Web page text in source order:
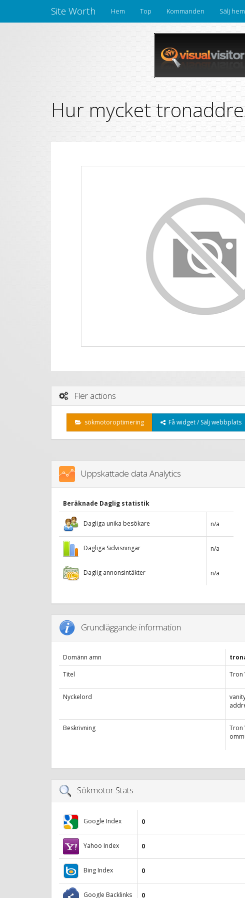
Site Worth Hem Top Kommanden Sälj
Hur mycket
Fler actions
sökmotoroptimering Få widget / Sälj webbplats
Uppskattade data Analytics
Beräknade Daglig statistik
Dagliga unika besökare n/a
Dagliga Sidvisningar n/a
Daglig annonsintäkter n/a
Grundläggande information
Domänn amn
Titel
Tron
Nyckelord
Beskrivning
Tron
Sökmotor Stats
Google Index 0
Yahoo Index 0
Bing Index 0
Google Backlinks 0